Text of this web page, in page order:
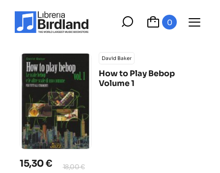
0
David Baker
How to Play Bebop
Volume 1
15,30 € 18,00 €